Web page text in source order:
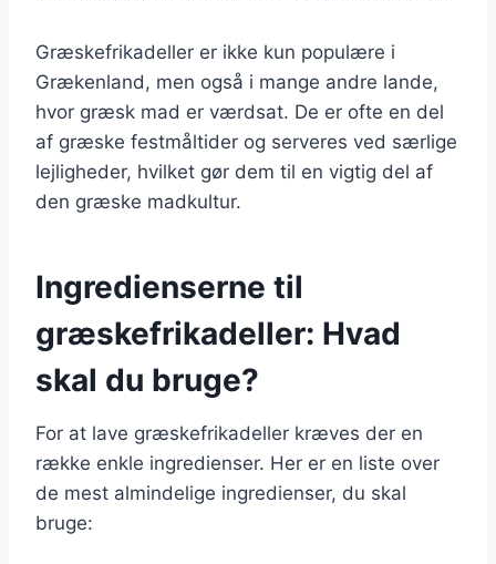
Græskefrikadeller er ikke kun populære i
Grækenland, men også i mange andre lande,
hvor græsk mad er værdsat. De er ofte en del
af græske festmåltider og serveres ved særlige
lejligheder, hvilket gør dem til en vigtig del af
den græske madkultur.
Ingredienserne til
græskefrikadeller: Hvad
skal du bruge?
For at lave græskefrikadeller kræves der en
række enkle ingredienser. Her er en liste over
de mest almindelige ingredienser, du skal
bruge: